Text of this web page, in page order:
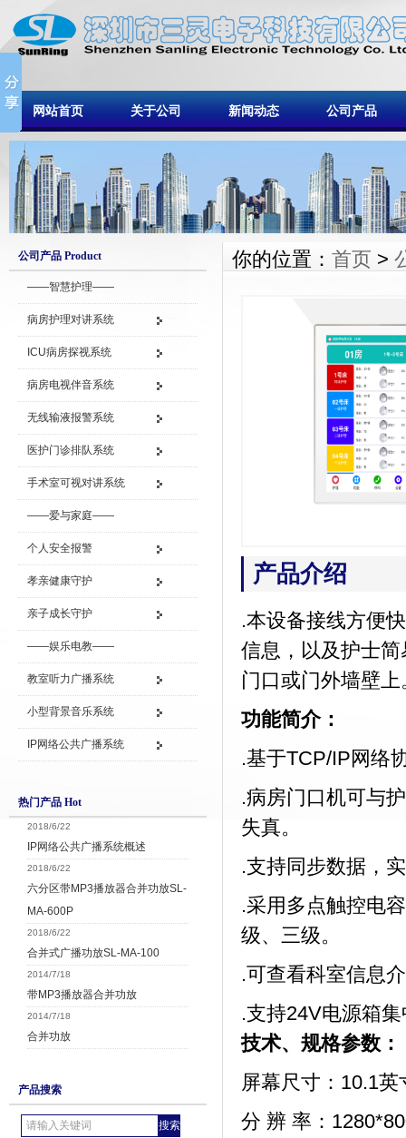
网站首页 关于公司 新闻动态 公司产品
公司产品 Product
——智慧护理——
病房护理对讲系统
ICU病房探视系统
病房电视伴音系统
无线输液报警系统
医护门诊排队系统
手术室可视对讲系统
——爱与家庭——
个人安全报警
孝亲健康守护
亲子成长守护
——娱乐电教——
教室听力广播系统
小型背景音乐系统
IP网络公共广播系统
热门产品 Hot
2018/6/22
IP网络公共广播系统概述
2018/6/22
六分区带MP3播放器合并功放SL-
MA-600P
2018/6/22
合并式广播功放SL-MA-100
2014/7/18
带MP3播放器合并功放
2014/7/18
合并功放
产品搜索
你的位置： 首页 >
产品介绍
.本设备接线方便
信息，以及护士
门口或门外墙壁上
功能简介：
.基于TCP/IP网络
.病房门口机可与
失真。
.支持同步数据，
.采用多点触控电
级、三级。
.可查看科室信息
.支持24V电源箱
技术、规格参数：
屏幕尺寸：10.1英
分 辨 率：